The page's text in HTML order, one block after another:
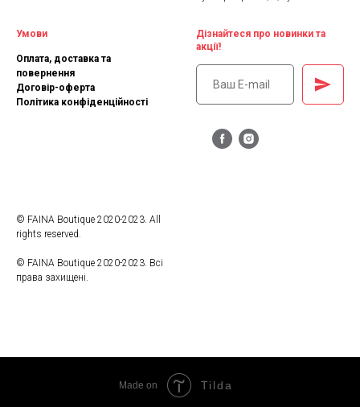
Умови
Оплата, доставка та
повернення
Договір-оферта
Політика конфіденційності
Дізнайтеся про новинки та
акції!
© FAINA Boutique 2020-2023. All
rights reserved.
© FAINA Boutique 2020-2023. Всі
права захищені.
Made on Tilda